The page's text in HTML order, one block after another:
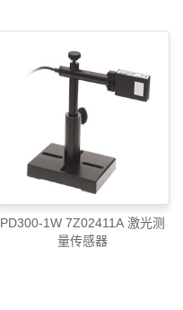
PD300-1W 7Z02411A 激光测
量传感器